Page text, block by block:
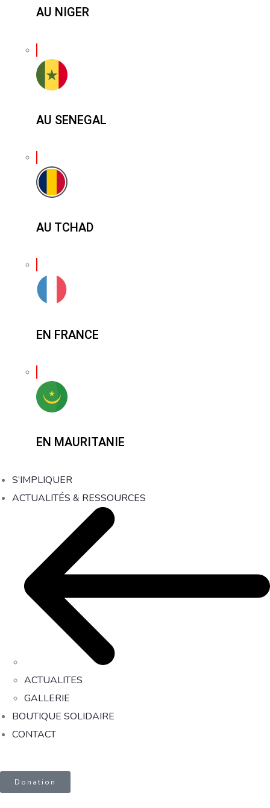
AU NIGER
AU SENEGAL
AU TCHAD
EN FRANCE
EN MAURITANIE
S’IMPLIQUER
ACTUALITÉS & RESSOURCES
ACTUALITES
GALLERIE
BOUTIQUE SOLIDAIRE
CONTACT
Donation